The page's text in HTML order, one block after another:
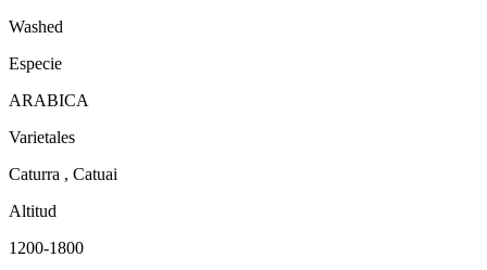
Washed
Especie
ARABICA
Varietales
Caturra , Catuai
Altitud
1200-1800